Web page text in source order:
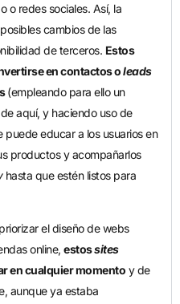
o redes sociales. Así, la
cambios de las
de terceros. Estos
en contactos oleads
(empleando para ello un
aquí, y haciendo uso de
puede educar a los usuarios en
productos y acompañarlos
hasta que estén listos para
el diseño de webs
online, estossites
en cualquier momento y de
aunque ya estaba